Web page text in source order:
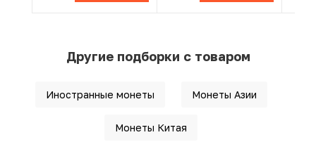
Другие подборки с товаром
Иностранные монеты Монеты Азии
Монеты Китая